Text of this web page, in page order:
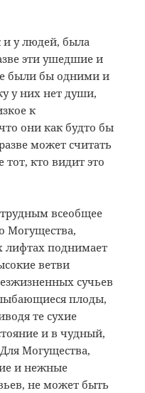
и у людей, была
эти ушедшие и
были бы одними и
у них нет души,
к
они как будто бы
может считать
кто видит это
всеобщее
Могущества,
лифтах поднимает
ветви
сучьев
плоды,
те сухие
и в чудный,
Могущества,
и нежные
не может быть